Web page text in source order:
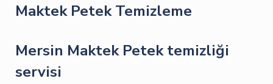
Maktek Petek Temizleme
Mersin Maktek Petek temizliği
servisi